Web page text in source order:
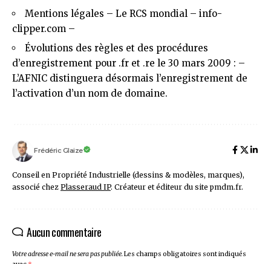
Mentions légales – Le RCS mondial – info-
clipper.com –
Évolutions des règles et des procédures
d’enregistrement pour .fr et .re le 30 mars 2009 : –
L’AFNIC distinguera désormais l’enregistrement de
l’activation d’un nom de domaine.
Frédéric Glaize
Conseil en Propriété Industrielle (dessins & modèles, marques),
associé chez Plasseraud IP. Créateur et éditeur du site pmdm.fr.
Aucun commentaire
Votre adresse e-mail ne sera pas publiée.Les champs obligatoires sont indiqués